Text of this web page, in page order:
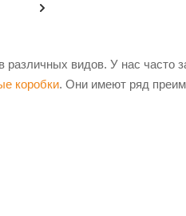
видов. У нас часто
коробки. Они имеют ряд